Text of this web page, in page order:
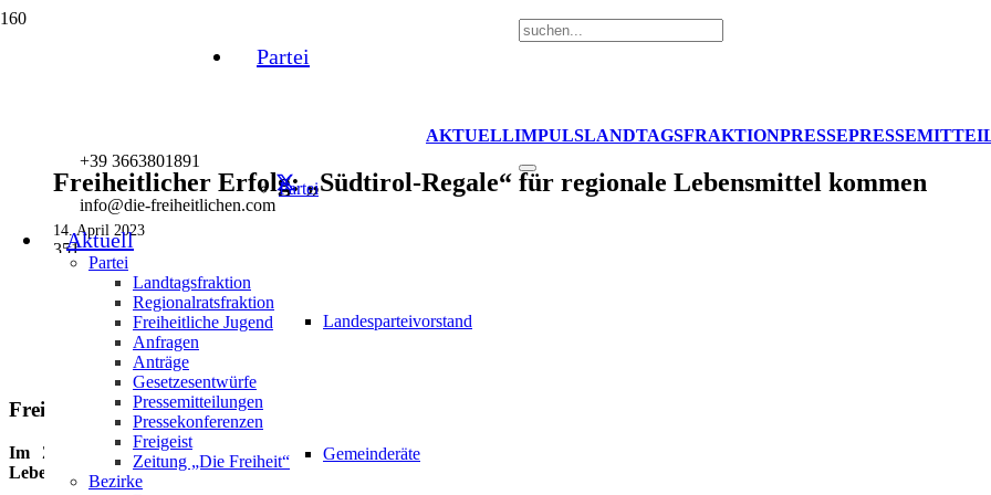
Partei
Partei
Landesparteivorstand
Gemeinderäte
+39 3663801891
info@die-freiheitlichen.com
Aktuell
Partei
Landtagsfraktion
Regionalratsfraktion
Freiheitliche Jugend
Anfragen
Anträge
Gesetzesentwürfe
Pressemitteilungen
Pressekonferenzen
Freigeist
Zeitung „Die Freiheit“
Bezirke
AKTUELLIMPULSLANDTAGSFRAKTIONPRESSE
Freiheitlicher Erfolg: „Südtirol-Regale“ für regionale Lebensmittel kommen
14. April 2023
351
Freiheitlicher Erfolg: „Südtirol-Regale“ für regionale Lebensmittel kommen
Im Zuge des heute verabschiedeten Gesetzes zur Herkunftskennzeichnung von Lebensmitteln hat der Landtag einen
Lebensmittelgeschäften und Supermärkten eigene „Südtirol-Regale“ eingerichtet werden sollen, in denen alle im Geschäft